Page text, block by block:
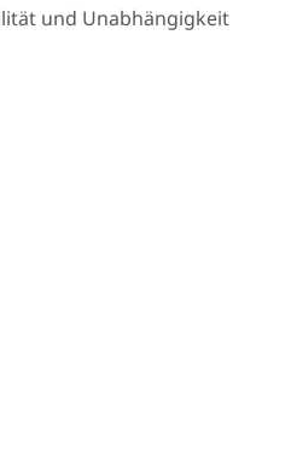
und Unabhängigkeit